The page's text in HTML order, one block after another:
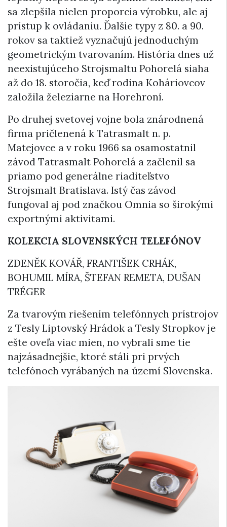
sa zlepšila nielen proporcia výrobku, ale aj
prístup k ovládaniu. Ďalšie typy z 80. a 90.
rokov sa taktiež vyznačujú jednoduchým
geometrickým tvarovaním. História dnes už
neexistujúceho Strojsmaltu Pohorelá siaha
až do 18. storočia, keď rodina Koháriovcov
založila železiarne na Horehroní.
Po druhej svetovej vojne bola znárodnená
firma pričlenená k Tatrasmalt n. p.
Matejovce a v roku 1966 sa osamostatnil
závod Tatrasmalt Pohorelá a začlenil sa
priamo pod generálne riaditeľstvo
Strojsmalt Bratislava. Istý čas závod
fungoval aj pod značkou Omnia so širokými
exportnými aktivitami.
KOLEKCIA SLOVENSKÝCH TELEFÓNOV
ZDENĚK KOVÁŘ, FRANTIŠEK CRHÁK,
BOHUMIL MÍRA, ŠTEFAN REMETA, DUŠAN
TRÉGER
Za tvarovým riešením telefónnych prístrojov
z Tesly Liptovský Hrádok a Tesly Stropkov je
ešte oveľa viac mien, no vybrali sme tie
najzásadnejšie, ktoré stáli pri prvých
telefónoch vyrábaných na území Slovenska.